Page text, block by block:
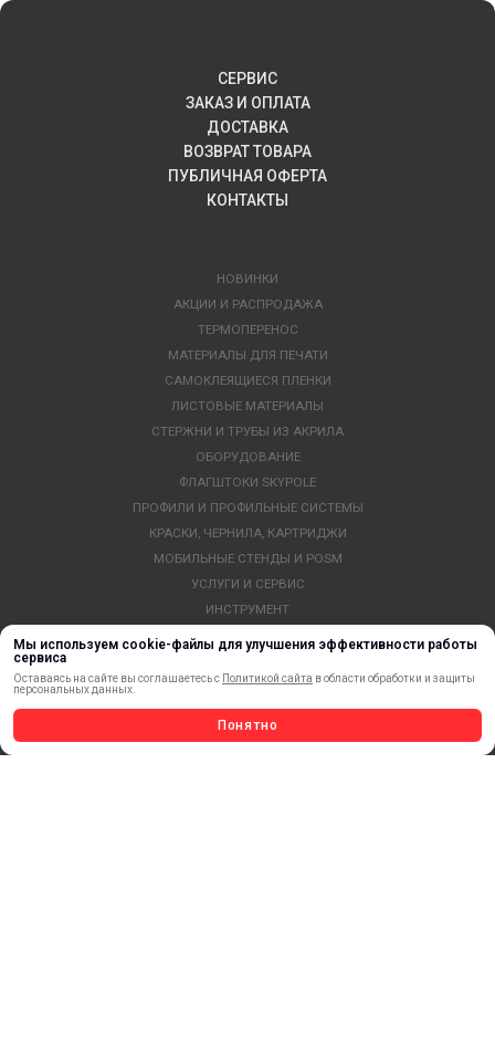
Мы используем cookie-файлы для улучшения эффективности работы
сервиса
Оставаясь на сайте вы соглашаетесь с Политикой сайта в области обработки и защиты
персональных данных.
Понятно
СЕРВИС
ЗАКАЗ И ОПЛАТА
ДОСТАВКА
ВОЗВРАТ ТОВАРА
ПУБЛИЧНАЯ ОФЕРТА
КОНТАКТЫ
НОВИНКИ
АКЦИИ И РАСПРОДАЖА
ТЕРМОПЕРЕНОС
МАТЕРИАЛЫ ДЛЯ ПЕЧАТИ
САМОКЛЕЯЩИЕСЯ ПЛЕНКИ
ЛИСТОВЫЕ МАТЕРИАЛЫ
СТЕРЖНИ И ТРУБЫ ИЗ АКРИЛА
ОБОРУДОВАНИЕ
ФЛАГШТОКИ SKYPOLE
ПРОФИЛИ И ПРОФИЛЬНЫЕ СИСТЕМЫ
КРАСКИ, ЧЕРНИЛА, КАРТРИДЖИ
МОБИЛЬНЫЕ СТЕНДЫ И POSM
УСЛУГИ И СЕРВИС
ИНСТРУМЕНТ
КРЕПЕЖ И ФУРНИТУРА
ВЕСЬ КАТАЛОГ >